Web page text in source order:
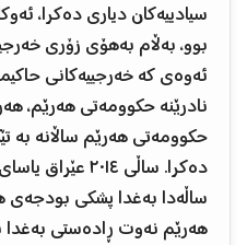
بوو، به‌ڵام به‌هۆی زۆری
ئه‌وه‌ی كه‌ خه‌رجییه‌كانی
ده‌كرا. ساڵی
ساڵه‌دا به‌غدا پشكی بودجه‌ی
هه‌رێم نه‌وت ڕاده‌ستی به‌غدا